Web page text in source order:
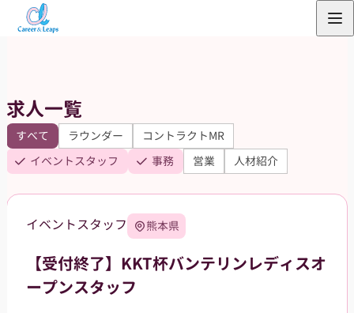
キ
ッ
プ
求人一覧
すべて ラウンダー
コントラクトMR
イベントスタッフ
事務 営業 人材紹介
イベントスタッフ 熊本県
【受付終了】KKT杯バンテリンレディスオ
ープンスタッフ